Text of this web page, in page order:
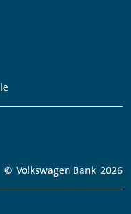
© Volkswagen Bank 2026